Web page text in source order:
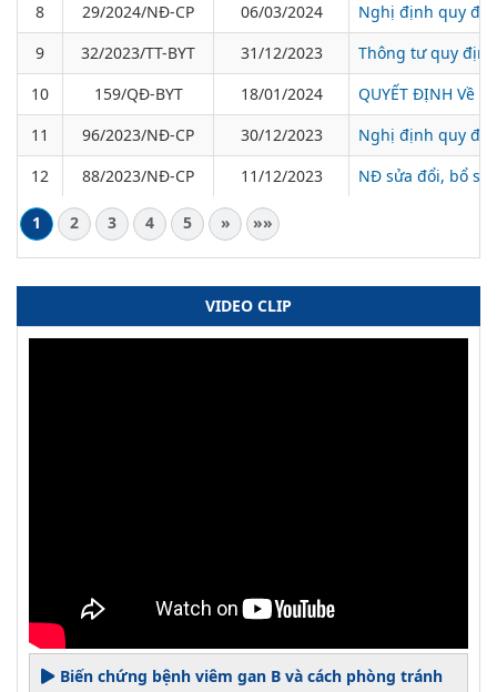
8 29/2024/NĐ-CP 06/03/2024
Nghị định quy
9
32/2023/TT-BYT 31/12/2023
Thông tư quy
10
159/QĐ-BYT 18/01/2024
QUYẾT ĐỊNH Về
11
96/2023/NĐ-CP 30/12/2023
Nghị định quy
12
88/2023/NĐ-CP 11/12/2023 NĐ sửa đổi, bổ
1 2 3 4 5 » »»
VIDEO CLIP
Biến chứng bệnh viêm gan B và cách phòng tránh